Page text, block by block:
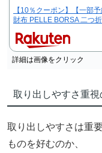
【10％クーポン】【一部
財布 PELLE BORSA 二つ
詳細は画像をクリック
取り出しやすさ重視
取り出しやすさは重
ものを好むのか、